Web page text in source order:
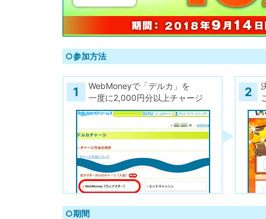
○参加方法
1
WebMoneyで「デルカ」を
一度に2,000円分以上チャージ
2
○期間